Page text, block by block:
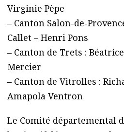
Virginie Pèpe
– Canton Salon-de-
Callet – Henri Pons
– Canton de Trets :
Mercier
– Canton de Vitrolles :
Amapola Ventron
Le Comité départemental